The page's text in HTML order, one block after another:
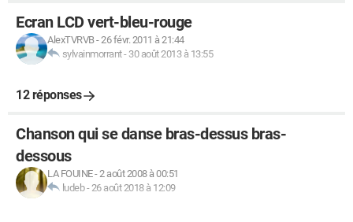
Ecran LCD vert-bleu-rouge
AlexTVRVB-26 févr. 2011 à 21:44
sylvainmorrant- 30 août 2013 à 13:55
12 réponses
Chanson qui se danse bras-dessus bras-
dessous
LA FOUINE-2 août 2008 à 00:51
ludeb-26 août 2018 à 12:09